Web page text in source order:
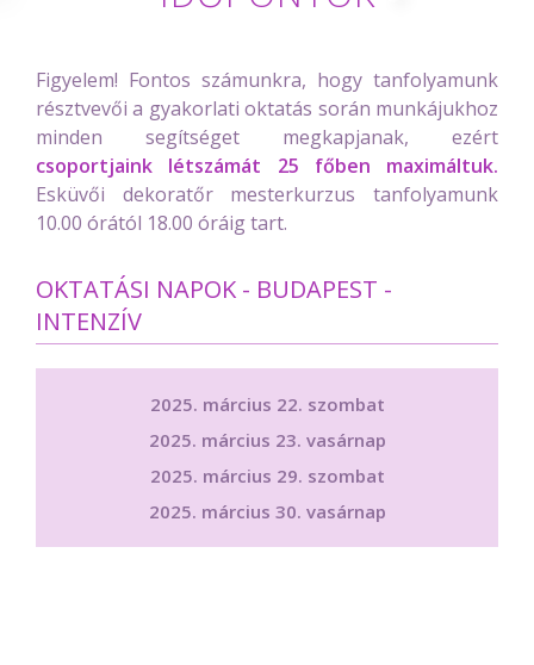
Figyelem! Fontos számunkra, hogy tanfolyamunk
résztvevői a gyakorlati oktatás során munkájukhoz
minden segítséget megkapjanak, ezért
csoportjaink létszámát 25 főben maximáltuk.
Esküvői dekoratőr mesterkurzus tanfolyamunk
10.00 órától 18.00 óráig tart.
OKTATÁSI NAPOK - BUDAPEST -
INTENZÍV
2025. március 22. szombat
2025. március 23. vasárnap
2025. március 29. szombat
2025. március 30. vasárnap